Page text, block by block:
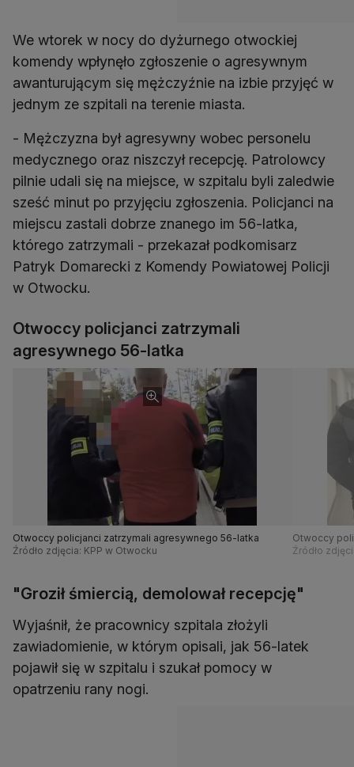
We wtorek w nocy do dyżurnego otwockiej
komendy wpłynęło zgłoszenie o agresywnym
awanturującym się mężczyźnie na izbie przyjęć w
jednym ze szpitali na terenie miasta.
- Mężczyzna był agresywny wobec personelu
medycznego oraz niszczył recepcję. Patrolowcy
pilnie udali się na miejsce, w szpitalu byli zaledwie
sześć minut po przyjęciu zgłoszenia. Policjanci na
miejscu zastali dobrze znanego im 56-latka,
którego zatrzymali - przekazał podkomisarz
Patryk Domarecki z Komendy Powiatowej Policji
w Otwocku.
Otwoccy policjanci zatrzymali
agresywnego 56-latka
Otwoccy policjanci zatrzymali agresywnego 56-latka
Źródło zdjęcia: KPP w Otwocku
Otwoccy
Źródło
"Groził śmiercią, demolował recepcję"
Wyjaśnił, że pracownicy szpitala złożyli
zawiadomienie, w którym opisali, jak 56-latek
pojawił się w szpitalu i szukał pomocy w
opatrzeniu rany nogi.